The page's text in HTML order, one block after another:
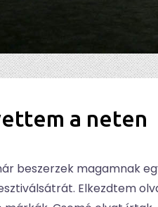
a neten
beszerzek magamnak
Elkezdtem